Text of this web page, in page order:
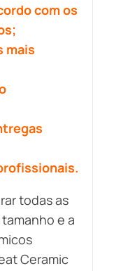
com os
mais
todas as
e a
Ceramic